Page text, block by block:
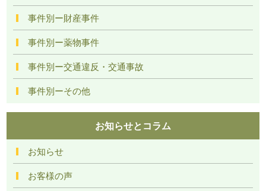
事件別ー財産事件
事件別ー薬物事件
事件別ー交通違反・交通事故
事件別ーその他
お知らせとコラム
お知らせ
お客様の声